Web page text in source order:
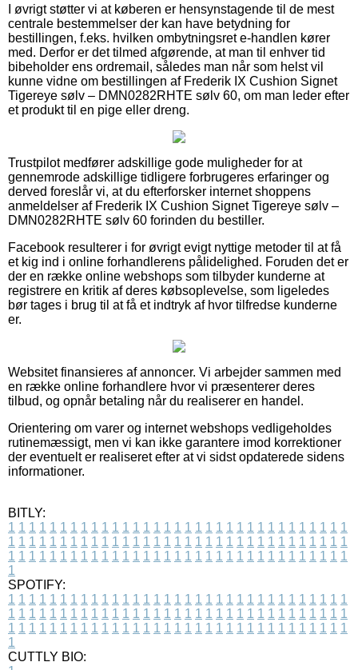
I øvrigt støtter vi at køberen er hensynstagende til de mest
centrale bestemmelser der kan have betydning for
bestillingen, f.eks. hvilken ombytningsret e-handlen kører
med. Derfor er det tilmed afgørende, at man til enhver tid
bibeholder ens ordremail, således man når som helst vil
kunne vidne om bestillingen af Frederik IX Cushion Signet
Tigereye sølv – DMN0282RHTE sølv 60, om man leder efter
et produkt til en pige eller dreng.
Trustpilot medfører adskillige gode muligheder for at
gennemrode adskillige tidligere forbrugeres erfaringer og
derved foreslår vi, at du efterforsker internet shoppens
anmeldelser af Frederik IX Cushion Signet Tigereye sølv –
DMN0282RHTE sølv 60 forinden du bestiller.
Facebook resulterer i for øvrigt evigt nyttige metoder til at få
et kig ind i online forhandlerens pålidelighed. Foruden det er
der en række online webshops som tilbyder kunderne at
registrere en kritik af deres købsoplevelse, som ligeledes
bør tages i brug til at få et indtryk af hvor tilfredse kunderne
er.
Websitet finansieres af annoncer. Vi arbejder sammen med
en række online forhandlere hvor vi præsenterer deres
tilbud, og opnår betaling når du realiserer en handel.
Orientering om varer og internet webshops vedligeholdes
rutinemæssigt, men vi kan ikke garantere imod korrektioner
der eventuelt er realiseret efter at vi sidst opdaterede sidens
informationer.
BITLY:
1 1 1 1 1 1 1 1 1 1 1 1 1 1 1 1 1 1 1 1 1 1 1 1 1 1 1 1 1 1 1 1 1
1 1 1 1 1 1 1 1 1 1 1 1 1 1 1 1 1 1 1 1 1 1 1 1 1 1 1 1 1 1 1 1 1
1 1 1 1 1 1 1 1 1 1 1 1 1 1 1 1 1 1 1 1 1 1 1 1 1 1 1 1 1 1 1 1 1
1
SPOTIFY:
1 1 1 1 1 1 1 1 1 1 1 1 1 1 1 1 1 1 1 1 1 1 1 1 1 1 1 1 1 1 1 1 1
1 1 1 1 1 1 1 1 1 1 1 1 1 1 1 1 1 1 1 1 1 1 1 1 1 1 1 1 1 1 1 1 1
1 1 1 1 1 1 1 1 1 1 1 1 1 1 1 1 1 1 1 1 1 1 1 1 1 1 1 1 1 1 1 1 1
1
CUTTLY BIO: